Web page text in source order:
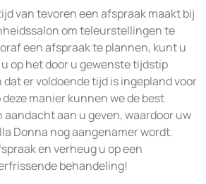
van tevoren een afspraak maakt bij
om teleurstellingen te
een afspraak te plannen, kunt u
op het door u gewenste tijdstip
er voldoende tijd is ingepland voor
manier kunnen we de best
aandacht aan u geven, waardoor uw
Donna nog aangenamer wordt.
en verheug u op een
behandeling!